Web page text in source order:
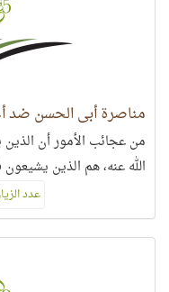
مناصرة أبي الحسن ضد
من عجائب الأمور أن
الله عنه، هم الذين
عدد